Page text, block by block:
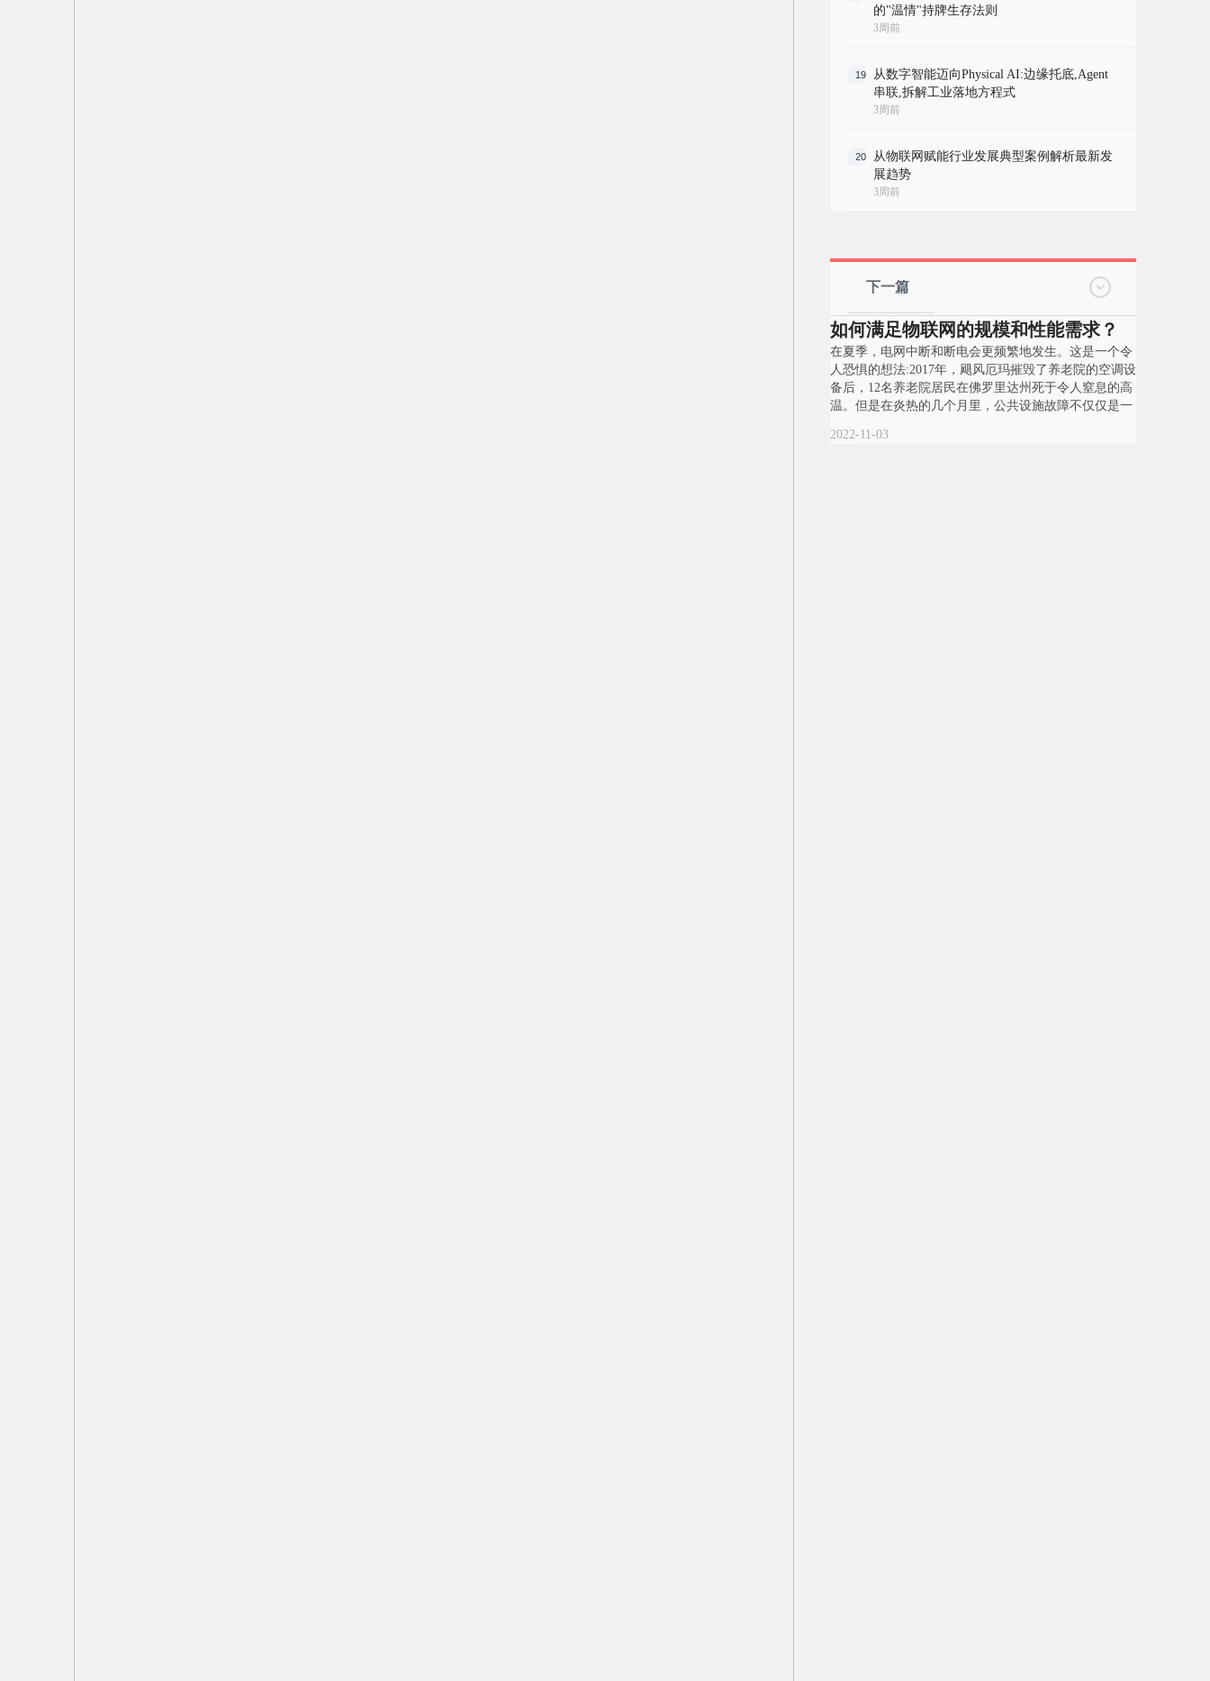
的"温情"持牌生存法则
3周前
19
从数字智能迈向Physical AI:边缘托底,Agent
串联,拆解工业落地方程式
3周前
20
从物联网赋能行业发展典型案例解析最新发
展趋势
3周前
下一篇
如何满足物联网的规模和性能需求？
在夏季，电网中断和断电会更频繁地发生。这是一个令
人恐惧的想法:2017年，飓风厄玛摧毁了养老院的空调设
备后，12名养老院居民在佛罗里达州死于令人窒息的高
温。但是在炎热的几个月里，公共设施故障不仅仅是一
2022-11-03